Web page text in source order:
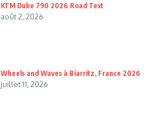
KTM Duke 790 2026 Road Test
août 2, 2026
Wheels and Waves à Biarritz, France 2026
juillet 11, 2026